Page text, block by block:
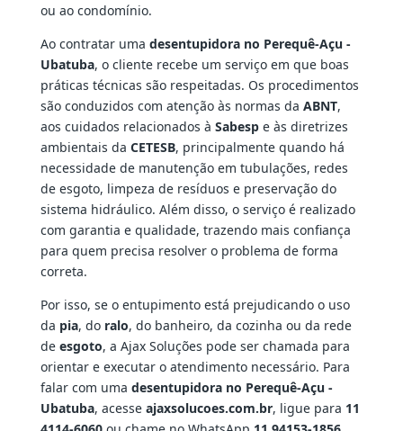
ou ao condomínio.
Ao contratar uma desentupidora no Perequê-Açu -
Ubatuba, o cliente recebe um serviço em que boas
práticas técnicas são respeitadas. Os procedimentos
são conduzidos com atenção às normas da ABNT,
aos cuidados relacionados à Sabespe às diretrizes
ambientais da CETESB, principalmente quando há
necessidade de manutenção em tubulações, redes
de esgoto, limpeza de resíduos e preservação do
sistema hidráulico. Além disso, o serviço é realizado
com garantia e qualidade, trazendo mais confiança
para quem precisa resolver o problema de forma
correta.
Por isso, se o entupimento está prejudicando o uso
da pia, do ralo, do banheiro, da cozinha ou da rede
de esgoto, a Ajax Soluções pode ser chamada para
orientar e executar o atendimento necessário. Para
falar com uma desentupidora no Perequê-Açu -
Ubatuba, acesse ajaxsolucoes.com.br, ligue para 11